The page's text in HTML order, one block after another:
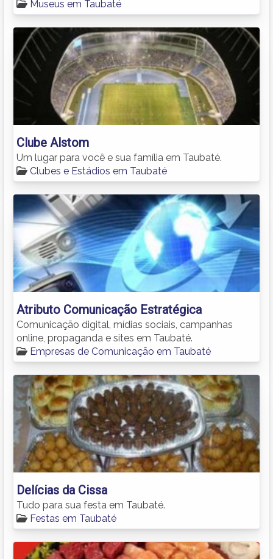
Museus em Taubaté
Clube Alstom
Um lugar para você e sua família em Taubaté.
Clubes e Estádios em Taubaté
Atributo Comunicação Estratégica
Comunicação digital, mídias sociais, campanhas
online, propaganda e sites em Taubaté.
Empresas de Comunicação em Taubaté
Delícias da Cissa
Tudo para sua festa em Taubaté.
Festas em Taubaté